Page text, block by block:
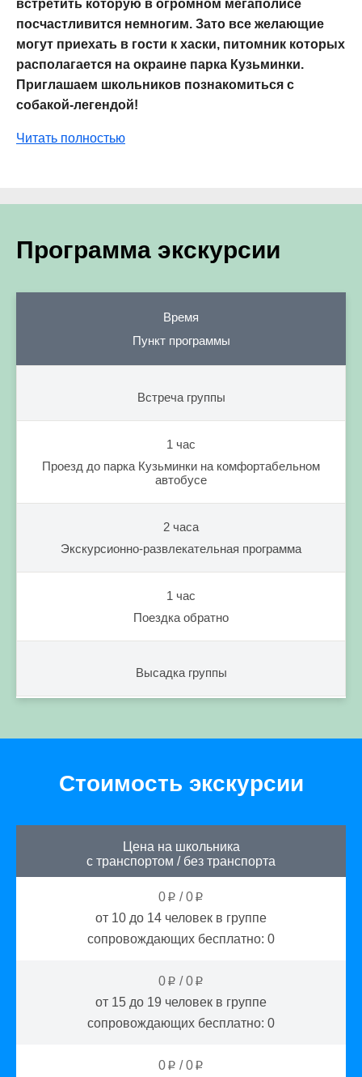
встретить которую в огромном мегаполисе
посчастливится немногим. Зато все желающие
могут приехать в гости к хаски, питомник которых
располагается на окраине парка Кузьминки.
Приглашаем школьников познакомиться с
собакой-легендой!
Читать полностью
Программа экскурсии
Время
Пункт программы
Встреча группы
1 час
Проезд до парка Кузьминки на комфортабельном
автобусе
2 часа
Экскурсионно-развлекательная программа
1 час
Поездка обратно
Высадка группы
Стоимость экскурсии
Цена на школьника
с транспортом / без транспорта
0 p /0 p
от 10 до 14 человек в группе
сопровождающих бесплатно: 0
0 p /0 p
от 15 до 19 человек в группе
сопровождающих бесплатно: 0
0 p /0 p